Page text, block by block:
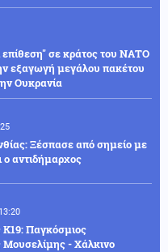
επίθεση" σε κράτος του ΝΑΤΟ
εξαγωγή μεγάλου πακέτου
Ουκρανία
Ξέσπασε από σημείο με
αντιδήμαρχος
Παγκόσμιος
- Χάλκινο